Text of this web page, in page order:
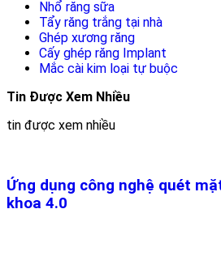
Nhổ răng sữa
Tẩy răng trắng tại nhà
Ghép xương răng
Cấy ghép răng Implant
Mắc cài kim loại tự buộc
Tin Được Xem Nhiều
tin được xem nhiều
Ứng dụng công nghệ quét
khoa 4.0